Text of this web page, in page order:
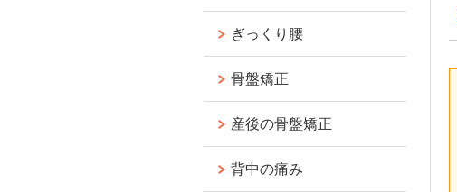
ぎっくり腰
骨盤矯正
産後の骨盤矯正
背中の痛み